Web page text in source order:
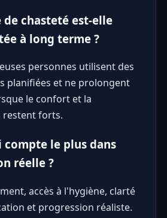
chasteté est-elle
à long terme ?
personnes utilisent des
planifiées et ne prolongent
le confort et la
restent forts.
compte le plus dans
réelle ?
accès à l'hygiène, clarté
et progression réaliste.